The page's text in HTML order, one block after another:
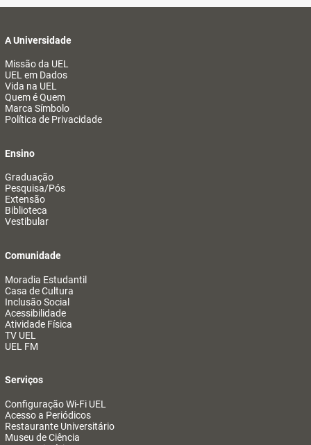
A Universidade
Missão da UEL
UEL em Dados
Vida na UEL
Quem é Quem
Marca Símbolo
Política de Privacidade
Ensino
Graduação
Pesquisa/Pós
Extensão
Biblioteca
Vestibular
Comunidade
Moradia Estudantil
Casa de Cultura
Inclusão Social
Acessibilidade
Atividade Física
TV UEL
UEL FM
Serviços
Configuração Wi-Fi UEL
Acesso a Periódicos
Restaurante Universitário
Museu de Ciência